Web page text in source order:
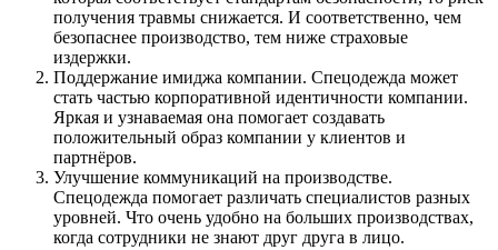
получения травмы снижается. И соответственно, чем
безопаснее производство, тем ниже страховые
издержки.
Поддержание имиджа компании. Спецодежда может
стать частью корпоративной идентичности компании.
Яркая и узнаваемая она помогает создавать
положительный образ компании у клиентов и
партнёров.
Улучшение коммуникаций на производстве.
Спецодежда помогает различать специалистов разных
уровней. Что очень удобно на больших производствах,
когда сотрудники не знают друг друга в лицо.